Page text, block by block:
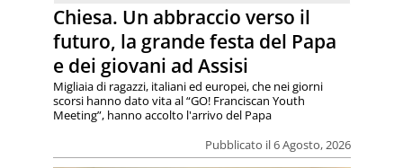
Chiesa. Un abbraccio verso il
futuro, la grande festa del Papa
e dei giovani ad Assisi
Pubblicato il 6 Agosto, 2026
Migliaia di ragazzi, italiani ed europei, che nei giorni
scorsi hanno dato vita al “GO! Franciscan Youth
Meeting”, hanno accolto l'arrivo del Papa